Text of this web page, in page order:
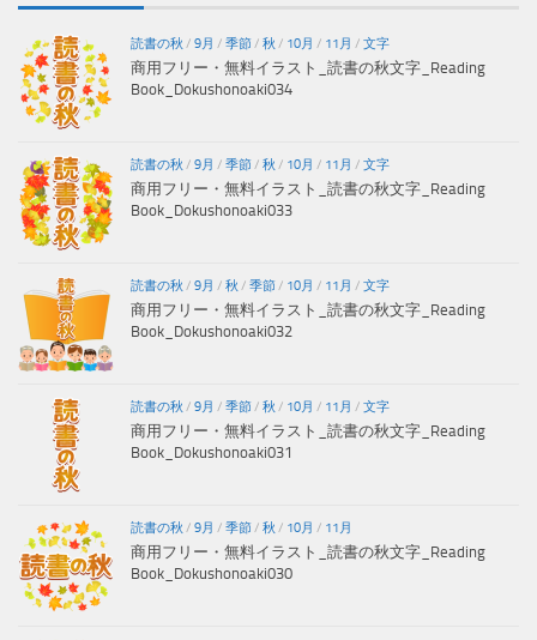
読書の秋 / 9月 / 季節/ 秋 / 10月 / 11月 / 文字
商用フリー・無料イラスト_読書の秋文字_Reading
Book_Dokushonoaki034
読書の秋 / 9月 / 季節/ 秋 / 10月 / 11月 / 文字
商用フリー・無料イラスト_読書の秋文字_Reading
Book_Dokushonoaki033
読書の秋 / 9月 / 秋 / 季節/ 10月 / 11月 / 文字
商用フリー・無料イラスト_読書の秋文字_Reading
Book_Dokushonoaki032
読書の秋 / 9月 / 季節/ 秋 / 10月 / 11月 / 文字
商用フリー・無料イラスト_読書の秋文字_Reading
Book_Dokushonoaki031
読書の秋 / 9月 / 季節/ 秋 / 10月 / 11月
商用フリー・無料イラスト_読書の秋文字_Reading
Book_Dokushonoaki030